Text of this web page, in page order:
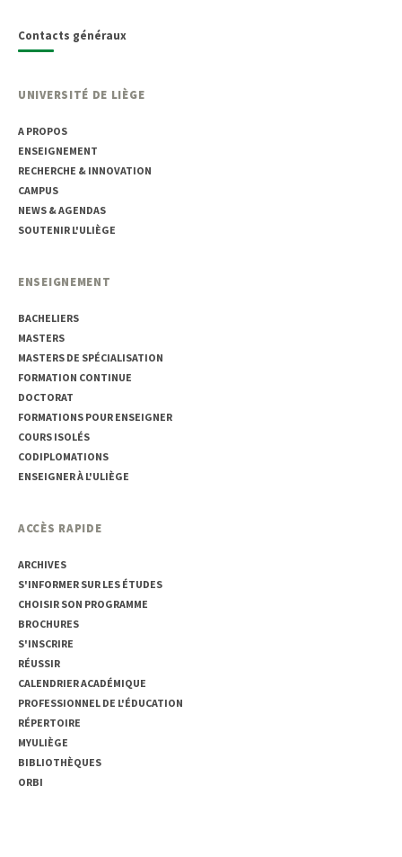
Contacts généraux
UNIVERSITÉ DE LIÈGE
A PROPOS
ENSEIGNEMENT
RECHERCHE & INNOVATION
CAMPUS
NEWS & AGENDAS
SOUTENIR L'ULIÈGE
ENSEIGNEMENT
BACHELIERS
MASTERS
MASTERS DE SPÉCIALISATION
FORMATION CONTINUE
DOCTORAT
FORMATIONS POUR ENSEIGNER
COURS ISOLÉS
CODIPLOMATIONS
ENSEIGNER À L'ULIÈGE
ACCÈS RAPIDE
ARCHIVES
S'INFORMER SUR LES ÉTUDES
CHOISIR SON PROGRAMME
BROCHURES
S'INSCRIRE
RÉUSSIR
CALENDRIER ACADÉMIQUE
PROFESSIONNEL DE L'ÉDUCATION
RÉPERTOIRE
MYULIÈGE
BIBLIOTHÈQUES
ORBI